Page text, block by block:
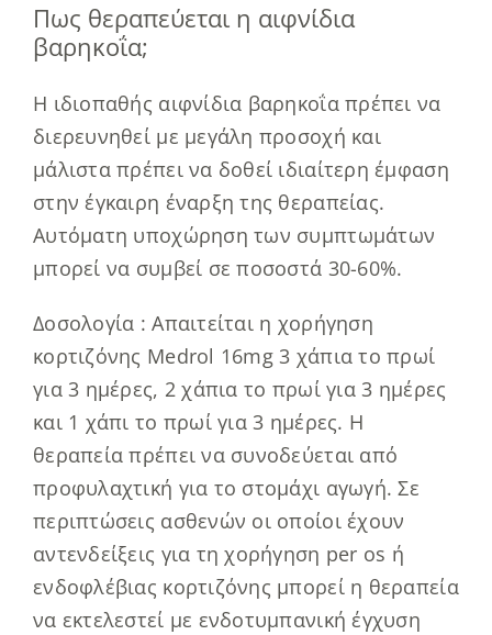
Πως θεραπεύεται η αιφνίδια
βαρηκοΐα;
Η ιδιοπαθής αιφνίδια βαρηκοΐα πρέπει να
διερευνηθεί με μεγάλη προσοχή και
μάλιστα πρέπει να δοθεί ιδιαίτερη έμφαση
στην έγκαιρη έναρξη της θεραπείας.
Αυτόματη υποχώρηση των συμπτωμάτων
μπορεί να συμβεί σε ποσοστά 30-60%.
Δοσολογία : Απαιτείται η χορήγηση
κορτιζόνης Medrol 16mg 3 χάπια το πρωί
για 3 ημέρες, 2 χάπια το πρωί για 3 ημέρες
και 1 χάπι το πρωί για 3 ημέρες. Η
θεραπεία πρέπει να συνοδεύεται από
προφυλαχτική για το στομάχι αγωγή. Σε
περιπτώσεις ασθενών οι οποίοι έχουν
αντενδείξεις για τη χορήγηση per os ή
ενδοφλέβιας κορτιζόνης μπορεί η θεραπεία
να εκτελεστεί με ενδοτυμπανική έγχυση